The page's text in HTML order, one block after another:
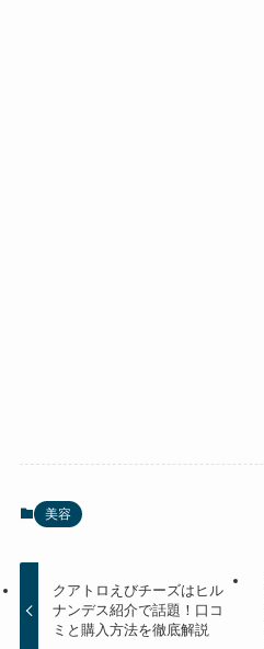
美容
クアトロえびチーズはヒル
ナンデス紹介で話題！口コ
ミと購入方法を徹底解説